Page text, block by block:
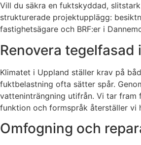
Vill du säkra en fuktskyddad,
strukturerade projektupplägg:
fastighetsägare och BRF:er i
Renovera
Klimatet i Uppland ställer krav på
fuktbelastning ofta sätter spår.
vatteninträngning utifrån. Vi tar
funktion och formspråk återställer vi
Omfogning och